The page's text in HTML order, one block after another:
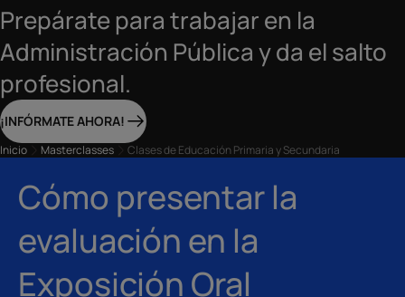
Prepárate para trabajar en la
Administración Pública y da el salto
profesional.
¡INFÓRMATE AHORA!
Inicio Masterclasses Clases de Educación Primaria y Secundaria
Cómo presentar la
evaluación en la
Exposición Oral